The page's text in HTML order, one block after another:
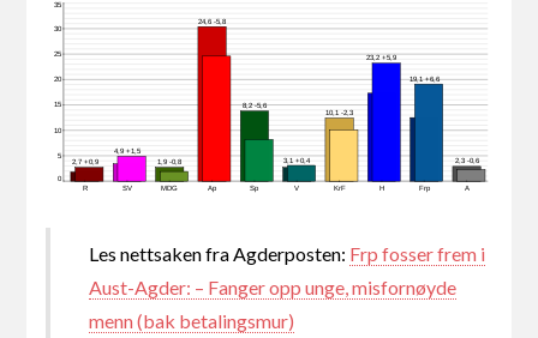
2,7 +0,9
4,9 +1,5
1,9 -0,8
24,6 -5,8
8,2 -5,6
3,1 +0,4
10,1 -2,3
23,2 +5,9
19,1 +6,6
2,3 -0,6
R SV MDG Ap Sp V KrF H Frp A
0
5
10
15
20
25
30
35
Les nettsaken fra Agderposten: Frp fosser frem i
Aust-Agder: – Fanger opp unge, misfornøyde
menn (bak betalingsmur)